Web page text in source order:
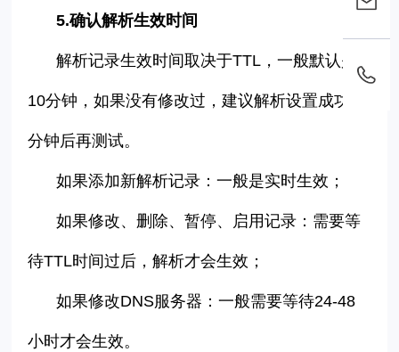
5.确认解析生效时间
解析记录生效时间取决于TTL ，一般默认是
10分钟，如果没有修改过，建议解析设置成功
分钟后再测试。
如果添加新解析记录：一般是实时生效；
如果修改、删除、暂停、启用记录：需要等
待TTL时间过后，解析才会生效；
如果修改DNS服务器：一般需要等待24-48
小时才会生效。